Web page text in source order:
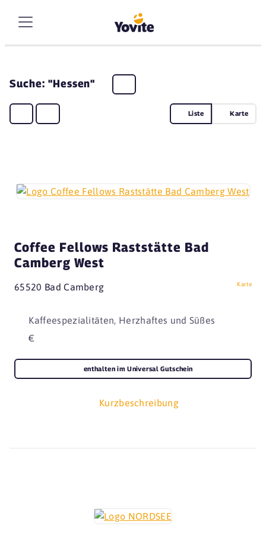
Suche: "Hessen"
Liste Karte
Coffee Fellows Raststätte Bad
Camberg West
65520 Bad Camberg Karte
Kaffeespezialitäten, Herzhaftes und Süßes
€
Kurzbeschreibung
enthalten im Universal Gutschein